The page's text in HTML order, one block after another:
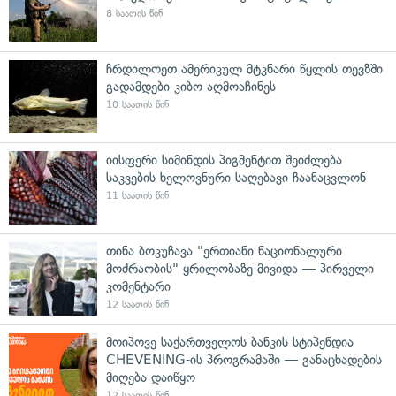
8 საათის წინ
ჩრდილოეთ ამერიკულ მტკნარი წყლის თევზში
გადამდები კიბო აღმოაჩინეს
10 საათის წინ
იისფერი სიმინდის პიგმენტით შეიძლება
საკვების ხელოვნური საღებავი ჩაანაცვლონ
11 საათის წინ
თინა ბოკუჩავა "ერთიანი ნაციონალური
მოძრაობის" ყრილობაზე მივიდა — პირველი
კომენტარი
12 საათის წინ
მოიპოვე საქართველოს ბანკის სტიპენდია
CHEVENING-ის პროგრამაში — განაცხადების
მიღება დაიწყო